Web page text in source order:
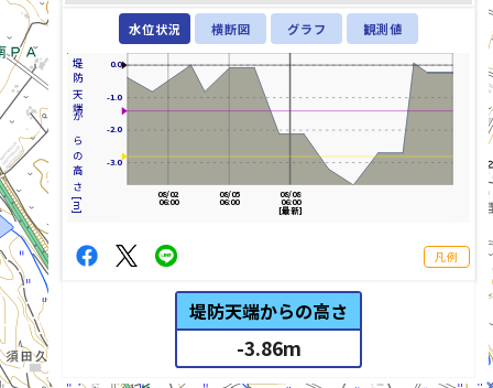
水位状況 横断図 グラフ 観測値
堤防天端からの高さ[m] -3.0
-2.0
-1.0
0.0
08/08
06:00
[最新]
08/05
06:00
08/02
06:00
凡例
堤防天端からの高さ
-3.86m